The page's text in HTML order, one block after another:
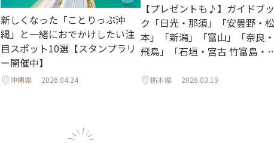
新しくなった「ことりっぷ沖
縄」と一緒におでかけしたい注
目スポット10選【スタンプラリ
ー開催中】
沖縄県 2026.04.24
【プレゼントも♪】ガイドブッ
ク「日光・那須」「安曇野・松
本」「新潟」「富山」「奈良・
飛鳥」「石垣・宮古 竹富島・
栃木県 2026.03.19